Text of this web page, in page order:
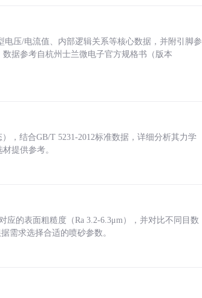
压/电流值、内部逻辑关系等核心数据，并附引脚参
据参考自杭州士兰微电子官方规格书（版本
，结合GB/T 5231-2012标准数据，详细分析其力学
提供参考。
的表面粗糙度（Ra 3.2-6.3μm），并对比不同目数
需求选择合适的喷砂参数。